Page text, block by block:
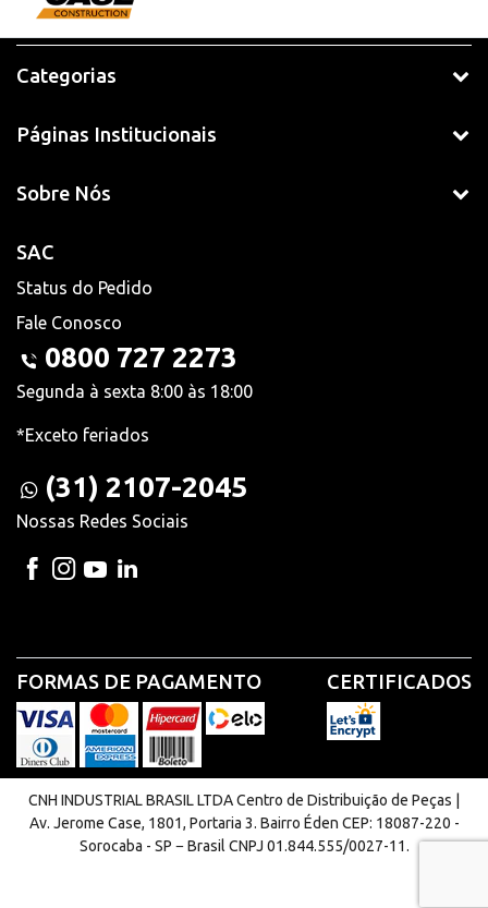
Categorias
Páginas Institucionais
Sobre Nós
SAC
Status do Pedido
Fale Conosco
0800 727 2273
Segunda à sexta 8:00 às 18:00
*Exceto feriados
(31) 2107-2045
Nossas Redes Sociais
FORMAS DE PAGAMENTO CERTIFICADOS
CNH INDUSTRIAL BRASIL LTDA Centro de Distribuição de Peças |
Av. Jerome Case, 1801, Portaria 3. Bairro Éden CEP: 18087-220 -
Sorocaba - SP − Brasil CNPJ 01.844.555/0027-11.